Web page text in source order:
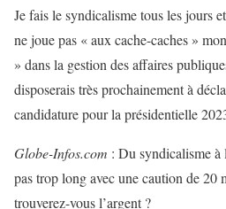
Je fais le syndicalisme tous les jours
ne joue pas « aux cache-caches »
» dans la gestion des affaires
disposerais très prochainement à
candidature pour la présidentielle
Globe-Infos.com : Du syndicalisme à
pas trop long avec une caution de 20
trouverez-vous l’argent ?